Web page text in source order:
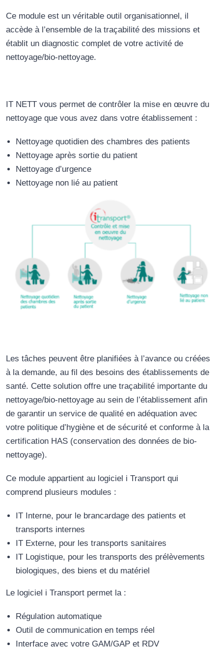
Ce module est un véritable outil organisationnel, il
accède à l’ensemble de la traçabilité des missions et
établit un diagnostic complet de votre activité de
nettoyage/bio-nettoyage.
IT NETT vous permet de contrôler la mise en œuvre du
nettoyage que vous avez dans votre établissement :
Nettoyage quotidien des chambres des patients
Nettoyage après sortie du patient
Nettoyage d’urgence
Nettoyage non lié au patient
Les tâches peuvent être planifiées à l’avance ou créées
à la demande, au fil des besoins des établissements de
santé. Cette solution offre une traçabilité importante du
nettoyage/bio-nettoyage au sein de l’établissement afin
de garantir un service de qualité en adéquation avec
votre politique d’hygiène et de sécurité et conforme à la
certification HAS (conservation des données de bio-
nettoyage).
Ce module appartient au logiciel i Transport qui
comprend plusieurs modules :
IT Interne, pour le brancardage des patients et
transports internes
IT Externe, pour les transports sanitaires
IT Logistique, pour les transports des prélèvements
biologiques, des biens et du matériel
Le logiciel i Transport permet la :
Régulation automatique
Outil de communication en temps réel
Interface avec votre GAM/GAP et RDV